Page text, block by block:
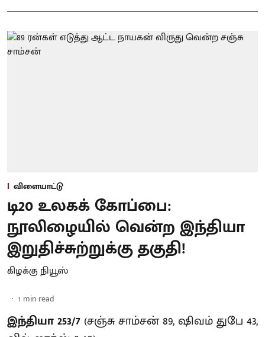
விளையாட்டு
டி20 உலகக் கோப்பை:
நூலிழையில் வென்ற இந்தியா
இறுதிச்சுற்றுக்கு தகுதி!
கிழக்கு நியூஸ்
1 min read
இந்தியா 253/7 (சஞ்சு சாம்சன் 89, ஷிவம் துபே 43,